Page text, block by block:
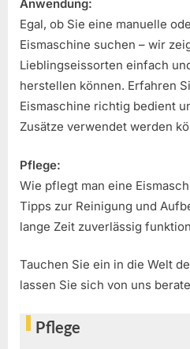
Anwendung:
Egal, ob Sie eine manuelle
Eismaschine suchen – wir
Lieblingseissorten einfach
herstellen können. Erfahren
Eismaschine richtig bedient
Zusätze verwendet werden
Pflege:
Wie pflegt man eine
Tipps zur Reinigung und
lange Zeit zuverlässig
Tauchen Sie ein in die Welt
lassen Sie sich von uns
Pflege